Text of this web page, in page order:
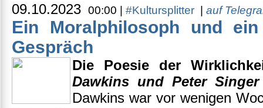
09.10.2023 00:00 | #Kultursplitter auf
Ein Moralphilosoph und
Gespräch
Die Poesie der
Dawkins und Peter
Dawkins war vor wenigen